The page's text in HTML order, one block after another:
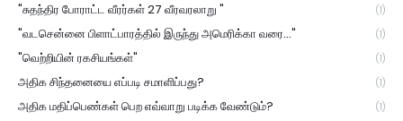
"சுதந்திர போராட்ட வீரர்கள் 27 வீரவரலாறு " (1)
"வடசென்னை பிளாட்பாரத்தில் இருந்து அமெரிக்கா வரை..." (1)
"வெற்றியின் ரகசியங்கள்" (1)
அதிக சிந்தனையை எப்படி சமாளிப்பது? (1)
அதிக மதிப்பெண்கள் பெற எவ்வாறு படிக்க வேண்டும்? (1)